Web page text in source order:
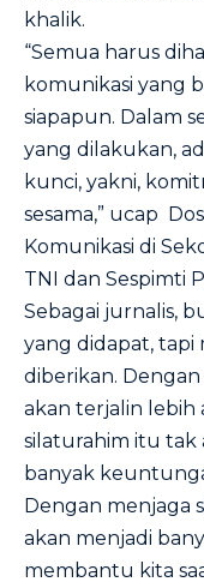
khalik.
“Semua harus
komunikasi yang
siapapun. Dalam
yang dilakukan,
kunci, yakni,
sesama,” ucap
Komunikasi di
TNI dan Sespimti
Sebagai jurnalis,
yang didapat, tapi
diberikan.
akan terjalin lebih
silaturahim itu tak
banyak
Dengan menjaga
akan menjadi
membantu kita